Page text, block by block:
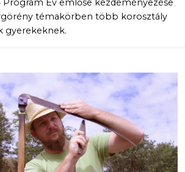
Program Év emlőse kezdeményezése
témakörben több korosztály
gyerekeknek.